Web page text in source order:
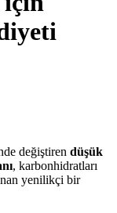
değiştiren düşük
, karbonhidratları
yenilikçi bir